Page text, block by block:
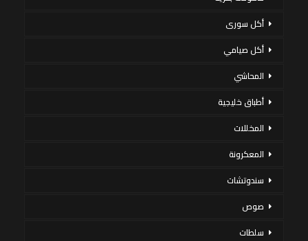
أكل سورى
أكل صيامي
المحاشي
أطباق خليجية
المخللات
المعكرونة
سندوتشات
صوص
سلطات